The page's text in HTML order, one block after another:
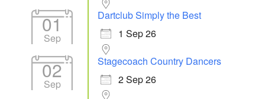
01
Sep
Dartclub Simply the Best
1 Sep 26
02
Sep
Stagecoach Country Dancers
2 Sep 26